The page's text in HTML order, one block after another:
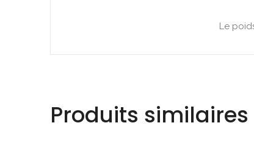
Le
Produits similaires